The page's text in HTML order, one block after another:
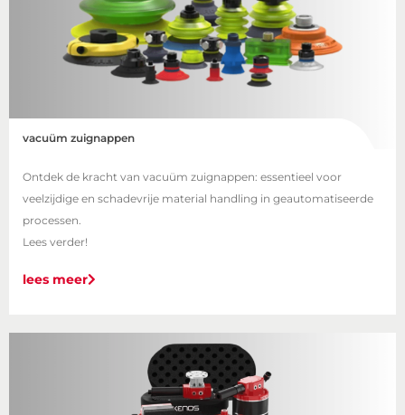
vacuüm zuignappen
Ontdek de kracht van vacuüm zuignappen: essentieel voor
veelzijdige en schadevrije material handling in geautomatiseerde
processen.
Lees verder!
lees meer